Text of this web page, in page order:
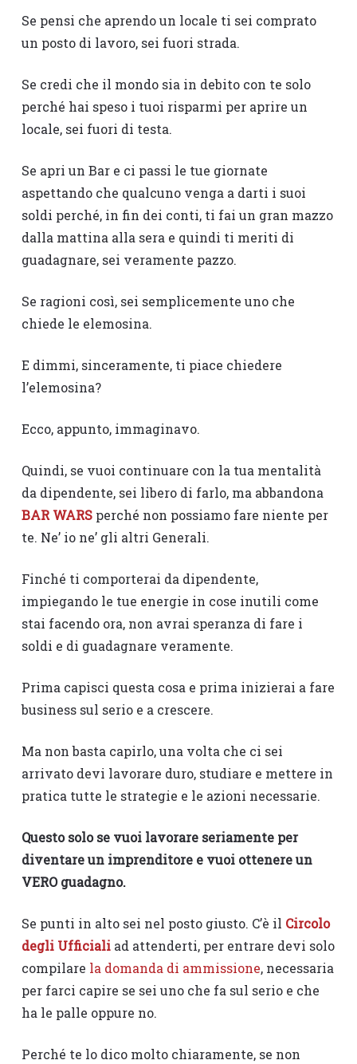
Se pensi che aprendo un locale ti sei comprato
un posto di lavoro, sei fuori strada.
Se credi che il mondo sia in debito con te solo
perché hai speso i tuoi risparmi per aprire un
locale, sei fuori di testa.
Se apri un Bar e ci passi le tue giornate
aspettando che qualcuno venga a darti i suoi
soldi perché, in fin dei conti, ti fai un gran mazzo
dalla mattina alla sera e quindi ti meriti di
guadagnare, sei veramente pazzo.
Se ragioni così, sei semplicemente uno che
chiede le elemosina.
E dimmi, sinceramente, ti piace chiedere
l’elemosina?
Ecco, appunto, immaginavo.
Quindi, se vuoi continuare con la tua mentalità
da dipendente, sei libero di farlo, ma abbandona
BAR WARSperché non possiamo fare niente per
te. Ne’ io ne’ gli altri Generali.
Finché ti comporterai da dipendente,
impiegando le tue energie in cose inutili come
stai facendo ora, non avrai speranza di fare i
soldi e di guadagnare veramente.
Prima capisci questa cosa e prima inizierai a fare
business sul serio e a crescere.
Ma non basta capirlo, una volta che ci sei
arrivato devi lavorare duro, studiare e mettere in
pratica tutte le strategie e le azioni necessarie.
Questo solo se vuoi lavorare seriamente per
diventare un imprenditore e vuoi ottenere un
VERO guadagno.
Se punti in alto sei nel posto giusto. C’è il Circolo
degli Ufficialiad attenderti, per entrare devi solo
compilare la domanda di ammissione, necessaria
per farci capire se sei uno che fa sul serio e che
ha le palle oppure no.
Perché te lo dico molto chiaramente, se non